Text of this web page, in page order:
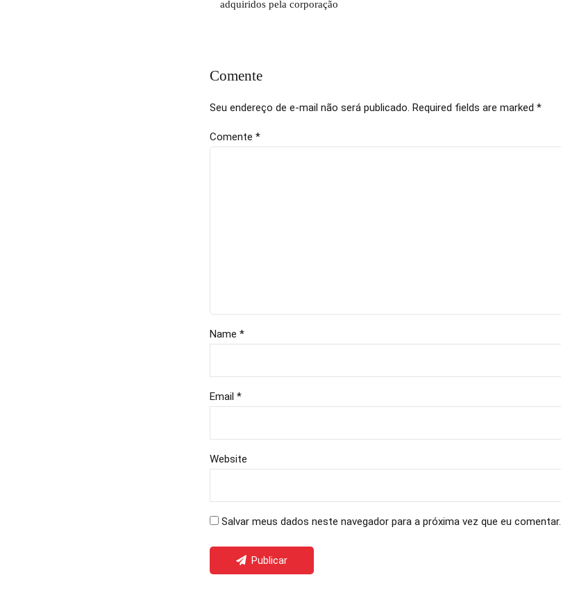
adquiridos pela corporação
Comente
Seu endereço de e-mail não será publicado. Required fields are marked *
Comente *
Name *
Email *
Website
Salvar meus dados neste navegador para a próxima vez que eu comentar.
Publicar